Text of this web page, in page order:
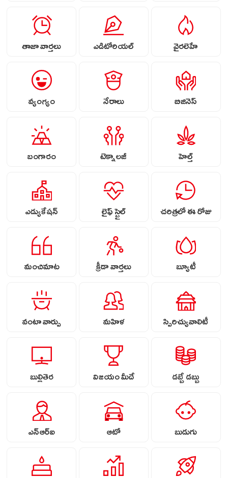
తాజా వార్తలు ఎడిటోరియల్ వైరలెహే
వ్యంగ్యం నేరాలు బిజినెస్
బంగారం టెక్నాలజీ హెల్త్
ఎడ్యుకేషన్ లైఫ్ స్టైల్ చరిత్రలో ఈ రోజు
మంచిమాట క్రీడా వార్తలు బ్యూటీ
వంటా వార్పు మహిళ స్పిరిచ్యువాలిటీ
బుల్లితెర విజయం మీదే డబ్బే డబ్బు
ఎన్ఆర్ఐ ఆటో బుడుగు